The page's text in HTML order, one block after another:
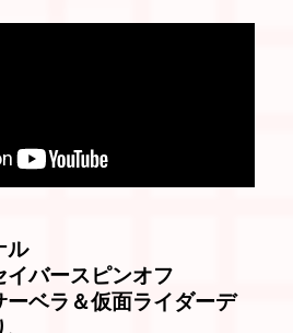
ル
イバースピンオフ
ベラ＆仮面ライダーデ